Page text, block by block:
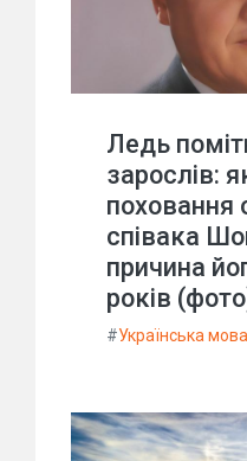
Ледь
зарослів:
поховання
співака
причина
років
#Українська мова